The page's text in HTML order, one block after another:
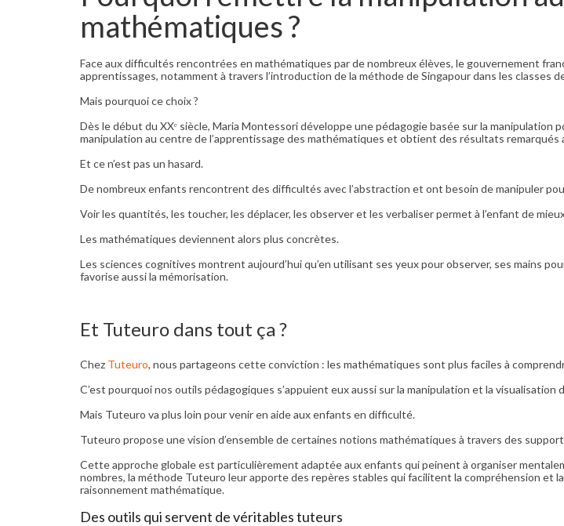
mathématiques ?
Face aux difficultés rencontrées en mathématiques par de nombreux élèves, le gouvernement
apprentissages, notamment à travers l’introduction de la méthode de Singapour dans les classes
Mais pourquoi ce choix ?
Dès le début du XXᵉ siècle, Maria Montessori développe une pédagogie basée sur la
manipulation au centre de l’apprentissage des mathématiques et obtient des résultats remarqués
Et ce n’est pas un hasard.
De nombreux enfants rencontrent des difficultés avec l’abstraction et ont besoin de manipuler
Voir les quantités, les toucher, les déplacer, les observer et les verbaliser permet à l’enfant de
Les mathématiques deviennent alors plus concrètes.
Les sciences cognitives montrent aujourd’hui qu’en utilisant ses yeux pour observer, ses mains
favorise aussi la mémorisation.
Et Tuteuro dans tout ça ?
Chez Tuteuro, nous partageons cette conviction : les mathématiques sont plus faciles à
C’est pourquoi nos outils pédagogiques s’appuient eux aussi sur la manipulation et la visualisation
Mais Tuteuro va plus loin pour venir en aide aux enfants en difficulté.
Tuteuro propose une vision d’ensemble de certaines notions mathématiques à travers des
Cette approche globale est particulièrement adaptée aux enfants qui peinent à organiser
nombres, la méthode Tuteuro leur apporte des repères stables qui facilitent la compréhension
raisonnement mathématique.
Des outils qui servent de véritables tuteurs